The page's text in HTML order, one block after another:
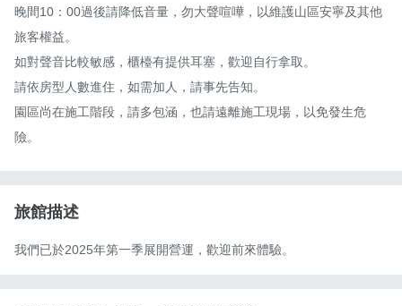
晚間10：00過後請降低音量，勿大聲喧嘩，以維護山區安寧及其他
旅客權益。
如對聲音比較敏感，櫃檯有提供耳塞，歡迎自行拿取。
請依房型人數進住，如需加人，請事先告知。
園區尚在施工階段，請多包涵，也請遠離施工現場，以免發生危
險。
旅館描述
我們已於2025年第一季展開營運，歡迎前來體驗。